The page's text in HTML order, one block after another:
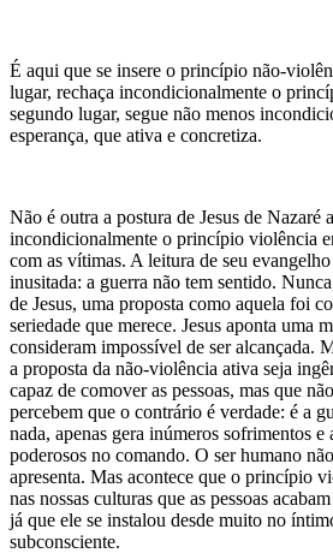
É aqui que se insere o princípio não-
lugar, rechaça incondicionalmente o
segundo lugar, segue não menos
esperança, que ativa e concretiza.
Não é outra a postura de Jesus de Nazaré
incondicionalmente o princípio violência
com as vítimas. A leitura de seu
inusitada: a guerra não tem sentido.
de Jesus, uma proposta como aquela foi
seriedade que merece. Jesus aponta uma
consideram impossível de ser alcançada.
a proposta da não-violência ativa seja
capaz de comover as pessoas, mas que
percebem que o contrário é verdade: é a
nada, apenas gera inúmeros sofrimentos e
poderosos no comando. O ser humano
apresenta. Mas acontece que o princípio
nas nossas culturas que as pessoas
já que ele se instalou desde muito no
subconsciente.